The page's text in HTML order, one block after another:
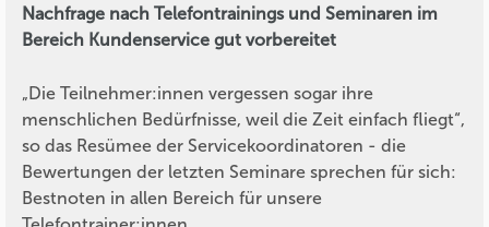
Nachfrage nach Telefontrainings und Seminaren im
Bereich Kundenservice gut vorbereitet
„Die Teilnehmer:innen vergessen sogar ihre
menschlichen Bedürfnisse, weil die Zeit einfach fliegt“,
so das Resümee der Servicekoordinatoren - die
Bewertungen der letzten Seminare sprechen für sich:
Bestnoten in allen Bereich für unsere